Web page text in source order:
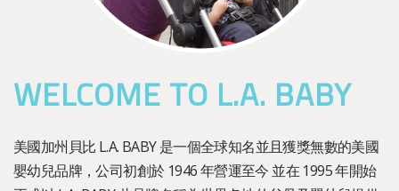
WELCOME TO L.A. BABY
美國加州貝比 L.A. BABY 是一個全球知名並且獲獎無數的美國
嬰幼兒品牌，公司初創於 1946 年營運至今 並在 1995 年開始